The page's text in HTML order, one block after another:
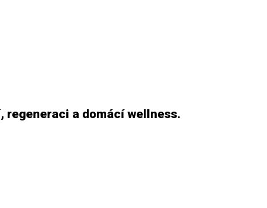
regeneraci a domácí wellness.